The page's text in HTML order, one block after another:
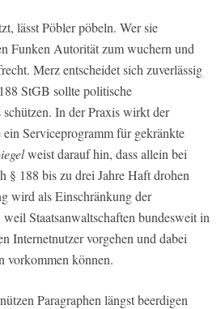
lässt Pöbler pöbeln. Wer sie
Funken Autorität zum wuchern und
Merz entscheidet sich zuverlässig
StGB sollte politische
In der Praxis wirkt der
Serviceprogramm für gekränkte
weist darauf hin, dass allein bei
§ 188 bis zu drei Jahre Haft drohen
wird als Einschränkung der
Staatsanwaltschaften bundesweit in
Internetnutzer vorgehen und dabei
vorkommen können.
Paragraphen längst beerdigen